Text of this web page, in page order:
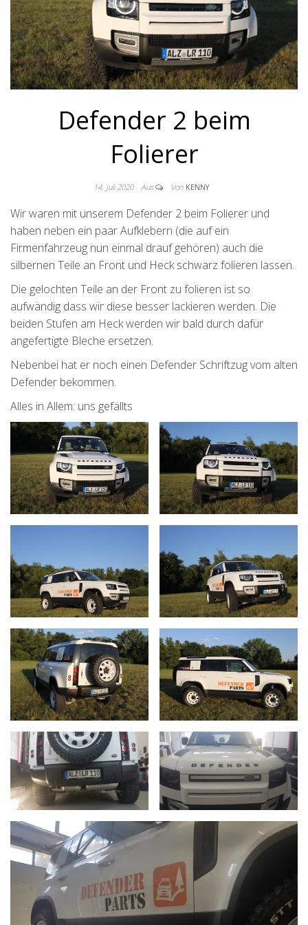
Defender 2 beim
Folierer
14. Juli 2020 Aus Von KENNY
Wir waren mit unserem Defender 2 beim Folierer und
haben neben ein paar Aufklebern (die auf ein
Firmenfahrzeug nun einmal drauf gehören) auch die
silbernen Teile an Front und Heck schwarz folieren lassen.
Die gelochten Teile an der Front zu folieren ist so
aufwändig dass wir diese besser lackieren werden. Die
beiden Stufen am Heck werden wir bald durch dafür
angefertigte Bleche ersetzen.
Nebenbei hat er noch einen Defender Schriftzug vom alten
Defender bekommen.
Alles in Allem: uns gefällts